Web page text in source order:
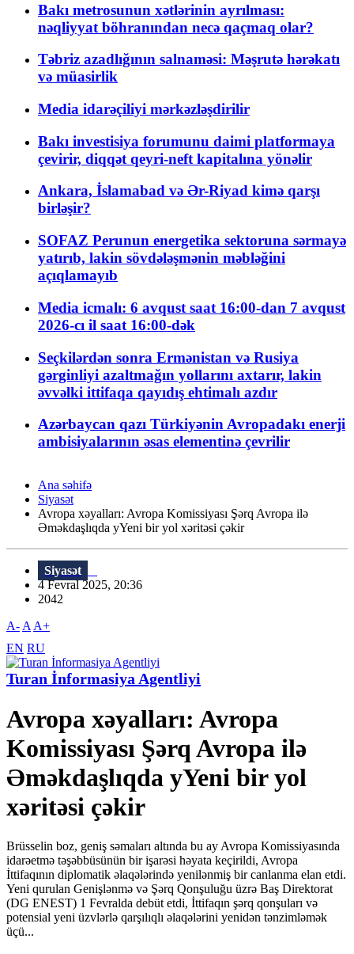
Bakı metrosunun xətlərinin ayrılması:
nəqliyyat böhranından necə qaçmaq olar?
Təbriz azadlığının salnaməsi: Məşrutə hərəkatı
və müasirlik
Media idarəçiliyi mərkəzləşdirilir
Bakı investisiya forumunu daimi platformaya
çevirir, diqqət qeyri-neft kapitalına yönəlir
Ankara, İslamabad və Ər-Riyad kimə qarşı
birləşir?
SOFAZ Perunun energetika sektoruna sərmayə
yatırıb, lakin sövdələşmənin məbləğini
açıqlamayıb
Media icmalı: 6 avqust saat 16:00-dan 7 avqust
2026-cı il saat 16:00-dək
Seçkilərdən sonra Ermənistan və Rusiya
gərginliyi azaltmağın yollarını axtarır, lakin
əvvəlki ittifaqa qayıdış ehtimalı azdır
Azərbaycan qazı Türkiyənin Avropadakı enerji
ambisiyalarının əsas elementinə çevrilir
Ana səhifə
Siyasət
Avropa xəyalları: Avropa Komissiyası Şərq Avropa ilə
Əməkdaşlıqda yYeni bir yol xəritəsi çəkir
Siyasət
4 Fevral 2025, 20:36
2042
A- A A+
EN RU
Turan İnformasiya Agentliyi
Avropa xəyalları: Avropa
Komissiyası Şərq Avropa ilə
Əməkdaşlıqda yYeni bir yol
xəritəsi çəkir
Brüsselin boz, geniş səmaları altında bu ay Avropa Komissiyasında
idarəetmə təşəbbüsünün bir işarəsi həyata keçirildi, Avropa
İttifaqının diplomatik əlaqələrində yenilənmiş bir canlanma elan etdi.
Yeni qurulan Genişlənmə və Şərq Qonşuluğu üzrə Baş Direktorat
(DG ENEST) 1 Fevralda debüt etdi, İttifaqın şərq qonşuları və
potensial yeni üzvlərlə qarşılıqlı əlaqələrini yenidən tənzimləmək
üçü...